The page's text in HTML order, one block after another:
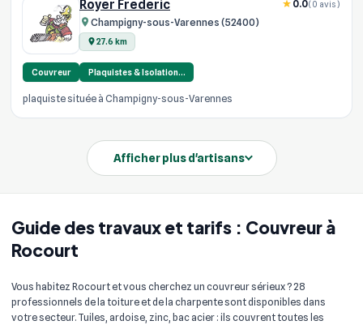
Guide des travaux et tarifs : Couvreur à
Rocourt
Vous habitez Rocourt et vous cherchez un couvreur sérieux ? 28
professionnels de la toiture et de la charpente sont disponibles dans
votre secteur. Tuiles, ardoise, zinc, bac acier : ils couvrent toutes les
Royer Frédéric
Champigny-sous-Varennes (52400)
27.6 km
0.0(0 avis)
Couvreur Plaquistes & Isolation…
plaquiste située à Champigny-sous-Varennes
Afficher plus d'artisans